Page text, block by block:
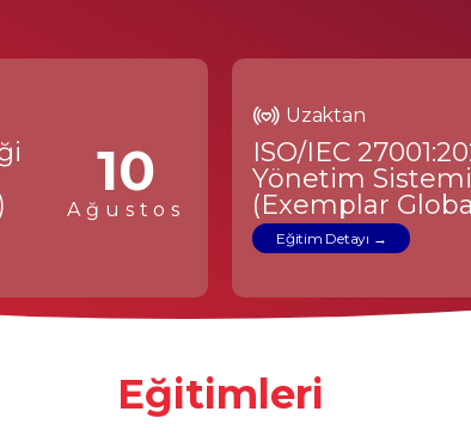
10
Ağustos
Uzaktan
ISO/IEC
Yönetim
(Exemplar
Eğitim Detayı
Eğitimleri